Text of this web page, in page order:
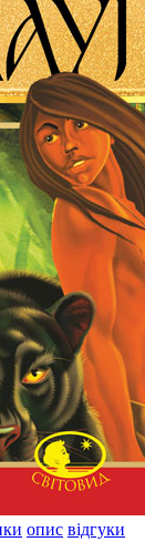
опис відгуки